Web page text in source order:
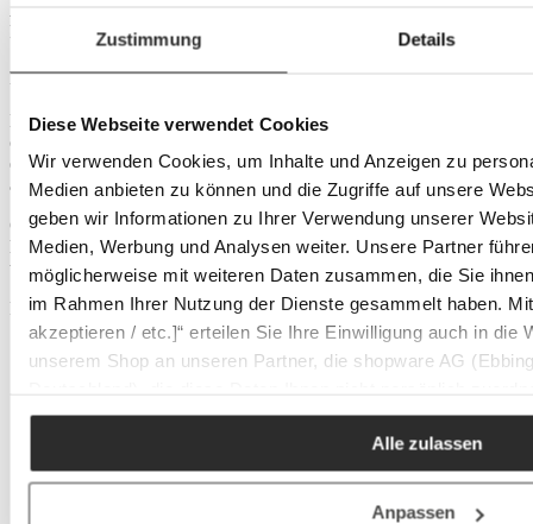
Zustimmung Details
Diese Webseite verwendet Cookies
Wir verwenden Cookies, um Inhalte und Anzeigen zu
Medien anbieten zu können und die Zugriffe auf unsere
geben wir Informationen zu Ihrer Verwendung unserer
Medien, Werbung und Analysen weiter. Unsere Partner
möglicherweise mit weiteren Daten zusammen, die Sie
im Rahmen Ihrer Nutzung der Dienste gesammelt haben.
akzeptieren / etc.]“ erteilen Sie Ihre Einwilligung auch in die
unserem Shop an unseren Partner, die shopware AG
Zwecken (z.B. Produktverbesserungen,
Alle zulassen
Anpassen
Fonction de rotation: sans fonction de rotation
Expédition
Nous expédions les colis volumineux et encombrants en tant que
colis hors gabarit via DHL. Dès que la marchandise quitte notre
entrepôt, vous recevez une confirmation d'expédition par e-mail,
accompagnée d'un numéro de suivi.
Grâce au suivi de l'envoi, vous pouvez suivre votre livraison en
ligne à tout moment et, si nécessaire, définir des options de livraison
telles que le jour de livraison souhaité ou la livraison chez un voisin.
Frais de port : 19,95 €
Une marque unique : Kave Home